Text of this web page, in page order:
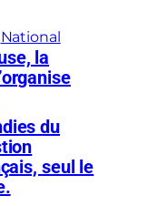
National
la
du
seul le